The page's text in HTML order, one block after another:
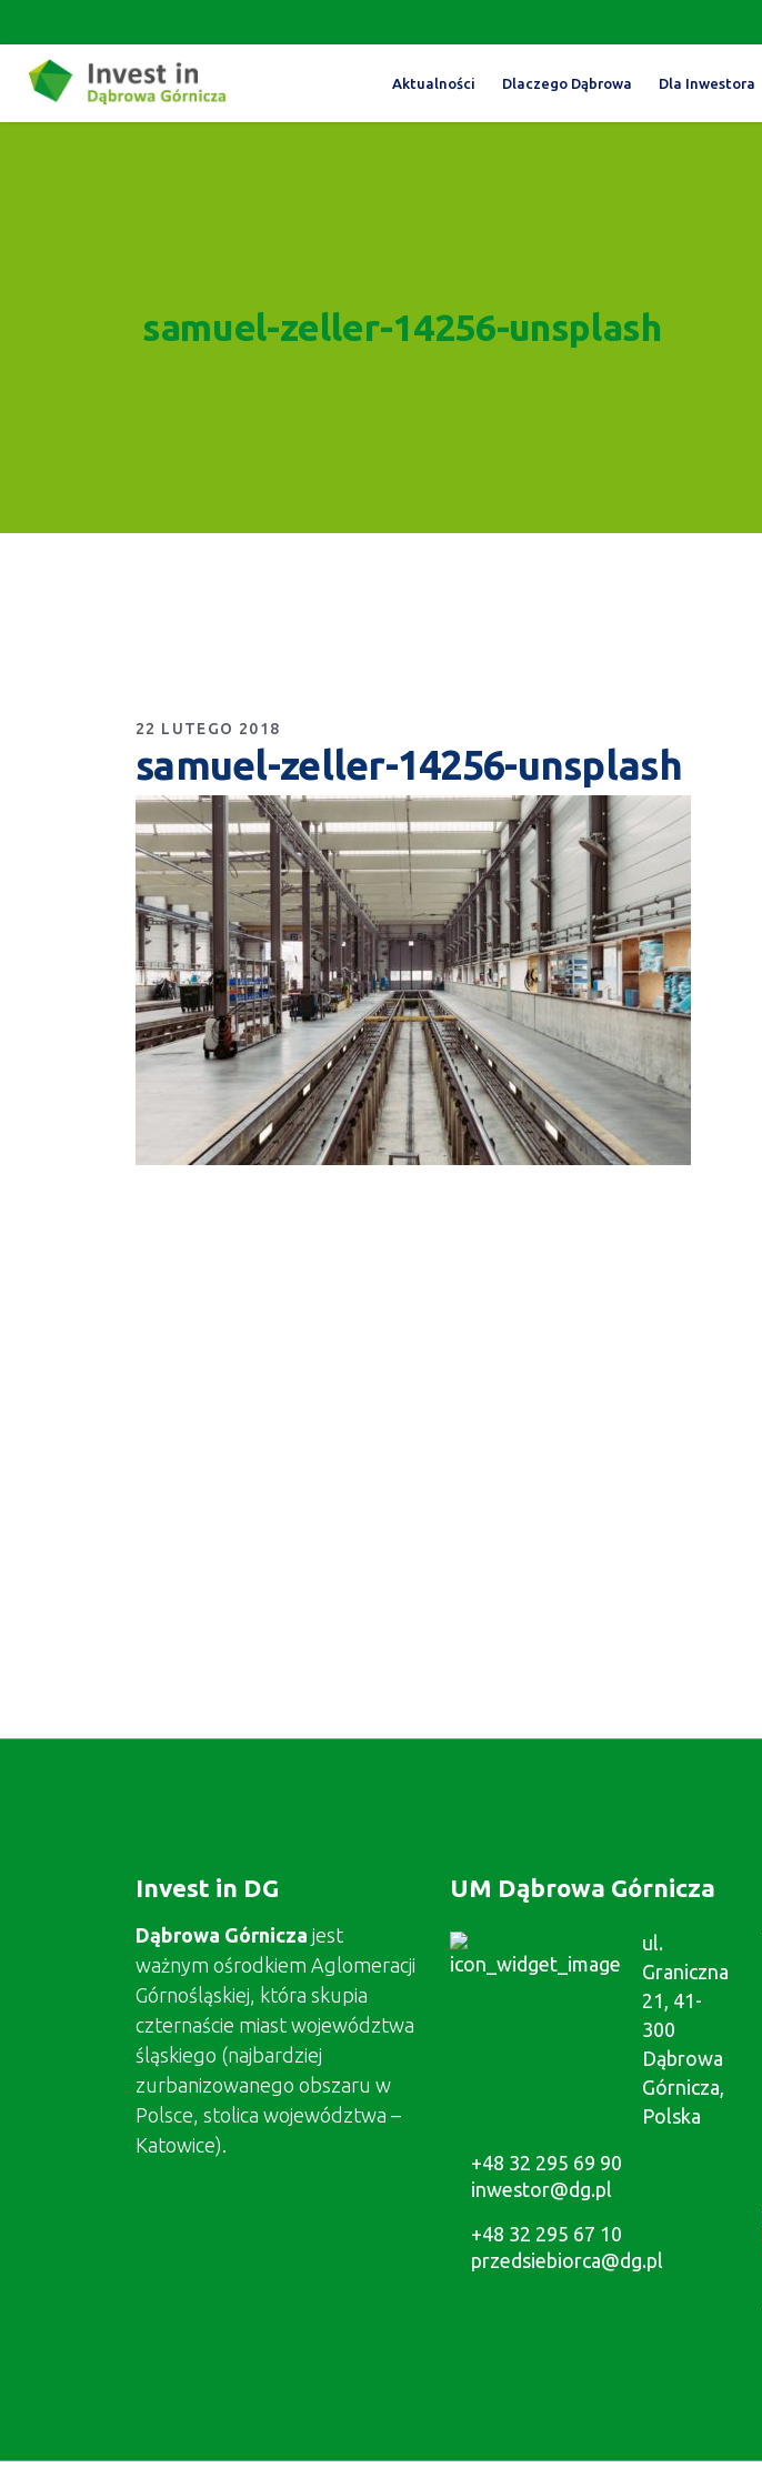
Aktualności Dlaczego Dąbrowa Dla Inwestora
samuel-zeller-14256-unsplash
22 LUTEGO 2018
samuel-zeller-14256-unsplash
Invest in DG
Dąbrowa Górnicza jest
ważnym ośrodkiem Aglomeracji
Górnośląskiej, która skupia
czternaście miast województwa
śląskiego (najbardziej
zurbanizowanego obszaru w
Polsce, stolica województwa –
Katowice).
UM Dąbrowa Górnicza
ul.
Graniczna
21, 41-
300
Dąbrowa
Górnicza,
Polska
+48 32 295 69 90
inwestor@dg.pl
+48 32 295 67 10
przedsiebiorca@dg.pl